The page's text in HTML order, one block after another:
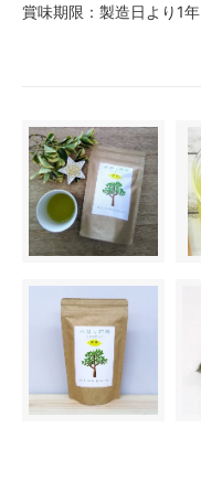
賞味期限：製造日より1年